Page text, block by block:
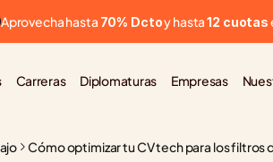
Aprovecha hasta 70% Dcto y hasta 12 cuotas
Carreras Diplomaturas Empresas
Cómo optimizar tu CV tech para los filtros